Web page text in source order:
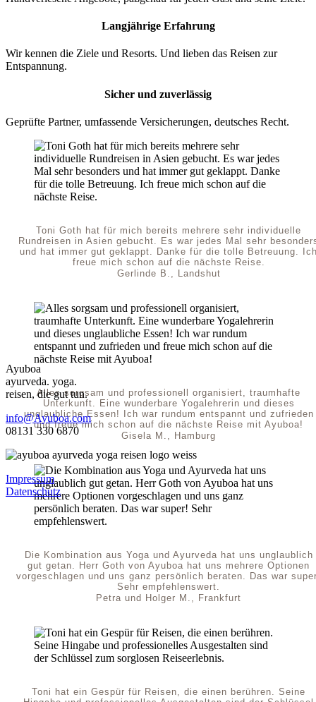
Langjährige Erfahrung
Wir kennen die Ziele und Resorts. Und lieben das Reisen zur
Entspannung.
Sicher und zuverlässig
Geprüfte Partner, umfassende Versicherungen, deutsches Recht.
Toni Goth hat für mich bereits mehrere sehr individuelle
Rundreisen in Asien gebucht. Es war jedes Mal sehr
und hat immer gut geklappt. Danke für die tolle Betreuung.
freue mich schon auf die nächste Reise.
Gerlinde B., Landshut
Alles sorgsam und professionell organisiert, traumhafte
Unterkunft. Eine wunderbare Yogalehrerin und dieses
unglaubliche Essen! Ich war rundum entspannt und zufrieden
und freue mich schon auf die nächste Reise mit Ayuboa!
Gisela M., Hamburg
Die Kombination aus Yoga und Ayurveda hat uns unglaublich
gut getan. Herr Goth von Ayuboa hat uns mehrere Optionen
vorgeschlagen und uns ganz persönlich beraten. Das war
Sehr empfehlenswert.
Petra und Holger M., Frankfurt
Toni hat ein Gespür für Reisen, die einen berühren. Seine
Ayuboa
ayurveda. yoga.
reisen, die gut tun.
info@Ayuboa.com
08131 330 6870
Impressum
Datenschutz